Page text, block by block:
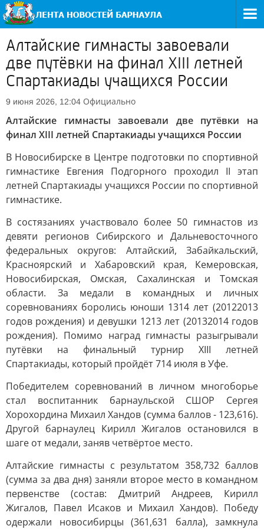
Алтайские гимнасты завоевали
две путёвки на финал XIII летней
Спартакиады учащихся России
9 июня 2026, 12:04 Официально
Алтайские гимнасты завоевали две путёвки на
финал XIII летней Спартакиады учащихся России
В Новосибирске в Центре подготовки по спортивной
гимнастике Евгения Подгорного проходил II этап
летней Спартакиады учащихся России по спортивной
гимнастике.
В состязаниях участвовало более 50 гимнастов из
девяти регионов Сибирского и Дальневосточного
федеральных округов: Алтайский, Забайкальский,
Красноярский и Хабаровский края, Кемеровская,
Новосибирская, Омская, Сахалинская и Томская
области. За медали в командных и личных
соревнованиях боролись юноши 1314 лет (20122013
годов рождения) и девушки 1213 лет (20132014 годов
рождения). Помимо наград гимнасты разыгрывали
путёвки на финальный турнир XIII летней
Спартакиады, который пройдёт 714 июля в Уфе.
Победителем соревнований в личном многоборье
стал воспитанник барнаульской СШОР Сергея
Хорохордина Михаил Хандов (сумма баллов - 123,616).
Другой барнаулец Кирилл Жигалов остановился в
шаге от медали, заняв четвёртое место.
Алтайские гимнасты с результатом 358,732 баллов
(сумма за два дня) заняли второе место в командном
первенстве (состав: Дмитрий Андреев, Кирилл
Жигалов, Павел Исаков и Михаил Хандов). Победу
одержали новосибирцы (361,631 балла), замкнула